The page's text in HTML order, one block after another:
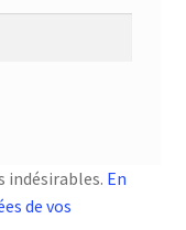
indésirables. En
de vos